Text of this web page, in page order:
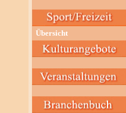
Übersicht